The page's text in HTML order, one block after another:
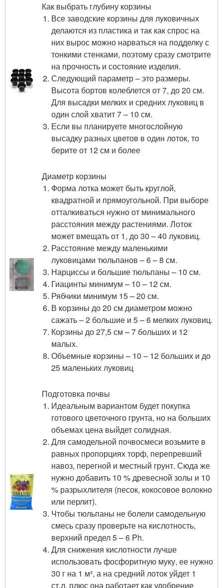
Как выбрать глубину корзины
Все заводские корзины для луковичных
делаются из пластика и так как спрос на
них вырос можно нарваться на подделку с
тонкими стенками, поэтому сразу смотрите
на прочность и состояние изделия.
Следующий параметр – это размеры.
Высота бортов колеблется от 7, до 20 см.
Для высадки мелких и средних луковиц в
один слой хватит 7 – 10 см.
Если вы планируете многослойную
высадку разных цветов в один лоток, то
берите от 12 см и более
Диаметр корзины
Форма лотка может быть круглой,
квадратной и прямоугольной. При выборе
отталкиваться нужно от минимального
расстояния между растениями. Лоток
может вмещать от 1, до 30 – 40 луковиц.
Расстояние между маленькими
луковицами тюльпанов – 6 – 8 см.
Нарциссы и большие тюльпаны – 10 см.
Гиацинты минимум – 10 – 12 см.
Рябчики минимум 15 – 20 см.
В корзины до 20 см диаметром можно
сажать – 2 большие и 5 – 6 мелких луковиц.
Корзины до 27,5 см – 7 больших и 12
малых.
Объемные корзины – 10 – 12 больших и до
25 маленьких луковиц
Подготовка почвы
Идеальным вариантом будет покупка
готового цветочного грунта, но на больших
объемах цена выйдет солидная.
Для самодельной почвосмеси возьмите в
равных пропорциях торф, перепревший
навоз, перегной и местный грунт. Сюда же
нужно добавить 10 % древесной золы и 10
% разрыхлителя (песок, кокосовое волокно
или перлит).
Чтобы тюльпаны не болели самодельную
смесь сразу проверьте на кислотность,
верхний предел 5 – 6 Ph.
Для снижения кислотности лучше
использовать фосфоритную муку, ее нужно
30 г на 1 м², а на средний лоток уйдет 1
ст.л. плюс она работает как удобрение